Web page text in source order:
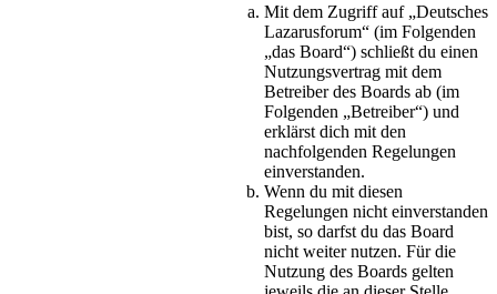
Mit dem Zugriff auf „Deutsches
Lazarusforum“ (im Folgenden
„das Board“) schließt du einen
Nutzungsvertrag mit dem
Betreiber des Boards ab (im
Folgenden „Betreiber“) und
erklärst dich mit den
nachfolgenden Regelungen
einverstanden.
Wenn du mit diesen
Regelungen nicht einverstanden
bist, so darfst du das Board
nicht weiter nutzen. Für die
Nutzung des Boards gelten